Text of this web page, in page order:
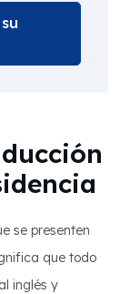
se presenten
que todo
inglés y